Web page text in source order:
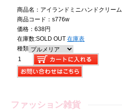
商品名：アイランドミニハンドクリーム
商品コード：s776w
価格：638円
在庫数:SOLD OUT 在庫表
種類
ファッション雑貨